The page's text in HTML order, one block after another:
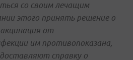
со своим лечащим
этого принять решение о
от
им противопоказана,
справку о